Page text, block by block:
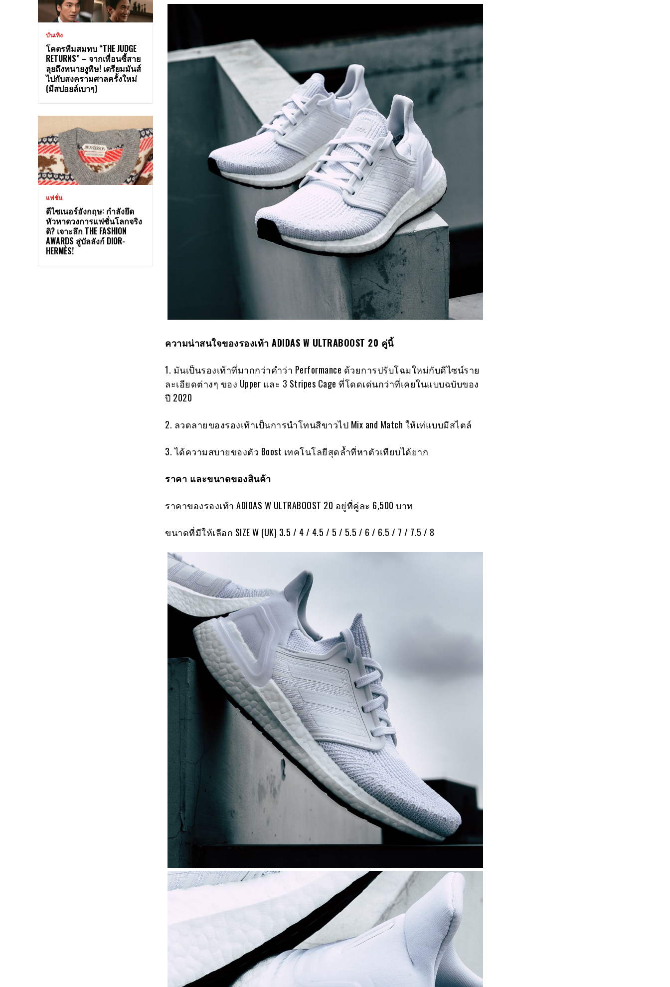
บันเทิง
โคตรทีมสมทบ “THE JUDGE
RETURNS” – จากเพื่อนซี้สาย
ลุยถึงทนายงูพิษ! เตรียมมันส์
ไปกับสงครามศาลครั้งใหม่
(มีสปอยล์เบาๆ)
แฟชั่น
ดีไซเนอร์อังกฤษ: กำลังยึด
หัวหาดวงการแฟชั่นโลกจริง
ดิ? เจาะลึก THE FASHION
AWARDS สู่บัลลังก์ DIOR-
HERMÈS!
ความน่าสนใจของรองเท้า ADIDAS W ULTRABOOST 20 คู่นี้
1. มันเป็นรองเท้าที่มากกว่าคำว่า Performance ด้วยการปรับโฉมใหม่กับดีไซน์ราย
ละเอียดต่างๆ ของ Upper และ 3 Stripes Cage ที่โดดเด่นกว่าที่เคยในแบบฉบับของ
ปี 2020
2. ลวดลายของรองเท้าเป็นการนำโทนสีขาวไป Mix and Match ให้เท่แบบมีสไตล์
3. ได้ความสบายของตัว Boost เทคโนโลยีสุดล้ำที่หาตัวเทียบได้ยาก
ราคา และขนาดของสินค้า
ราคาของรองเท้า ADIDAS W ULTRABOOST 20 อยู่ที่คู่ละ 6,500 บาท
ขนาดที่มีให้เลือก SIZE W (UK) 3.5 / 4 / 4.5 / 5 / 5.5 / 6 / 6.5 / 7 / 7.5 / 8